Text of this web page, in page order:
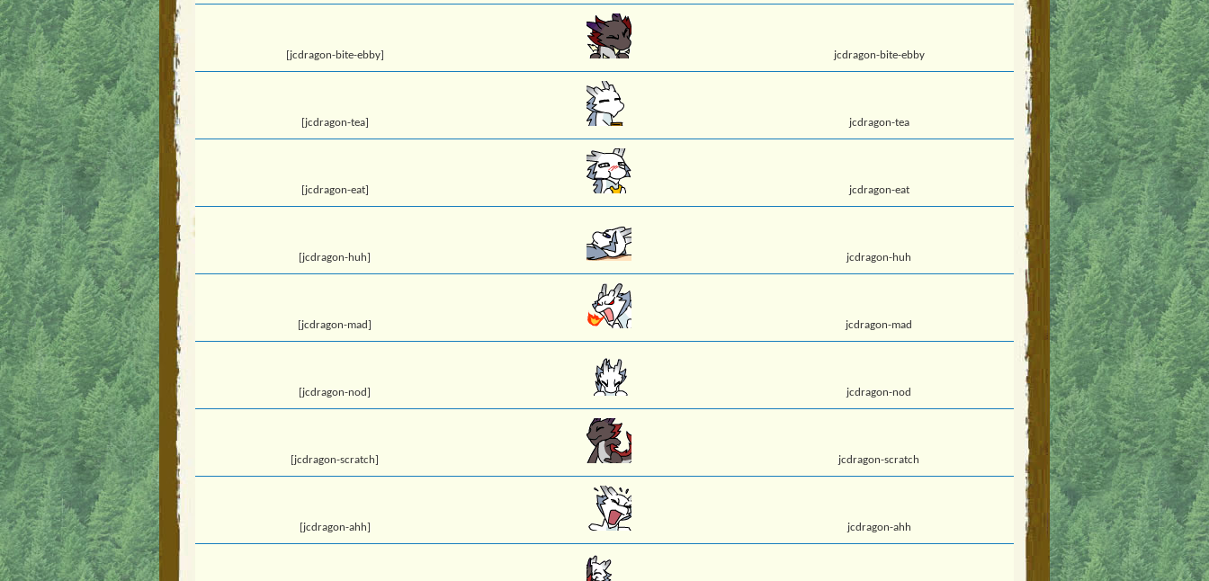
[jcdragon-bite-ebby] jcdragon-bite-ebby
[jcdragon-tea] jcdragon-tea
[jcdragon-eat] jcdragon-eat
[jcdragon-huh] jcdragon-huh
[jcdragon-mad] jcdragon-mad
[jcdragon-nod] jcdragon-nod
[jcdragon-scratch] jcdragon-scratch
[jcdragon-ahh] jcdragon-ahh